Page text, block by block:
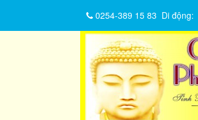
0254-389 15 83 Di động: